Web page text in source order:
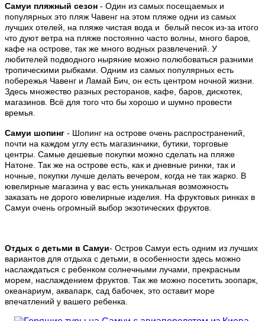
Самуи пляжный сезон - Один из самых посещаемых и
популярных это пляж Чавенг на этом пляже одни из самых
лучших отелей, на пляже чистая вода и белый песок из-за итого
что дуют ветра на пляже постоянно часто волны, много баров,
кафе на острове, так же много водных развлечений. У
любителей подводного ныряние можно полюбоваться разними
тропическими рыбками. Одним из самых популярных есть
побережья Чавенг и Ламай Бич, он есть центром ночной жизни.
Здесь множество разных ресторанов, кафе, баров, дискотек,
магазинов. Всё для того что бы хорошо и шумно провести
времья.
Самуи шопинг - Шопинг на острове очень распространений,
почти на каждом углу есть магазинчики, бутики, торговые
центры. Самые дешевые покупки можно сделать на пляже
Натоне. Так же на острове есть, как и дневные ринки, так и
ночные, покупки лучше делать вечером, когда не так жарко. В
ювелирные магазина у вас есть уникальная возможность
заказать не дорого ювелирные изделия. На фруктовых ринках в
Самуи очень огромный выбор экзотических фруктов.
Отдых с детьми в Самуи- Остров Самуи есть одним из лучших
вариантов для отдыха с детьми, в особенности здесь можно
наслаждаться с ребенком солнечными лучами, прекрасным
морем, наслаждением фруктов. Так же можно посетить зоопарк,
океанариум, аквапарк, сад бабочек, это оставит море
впечатлений у вашего ребенка.